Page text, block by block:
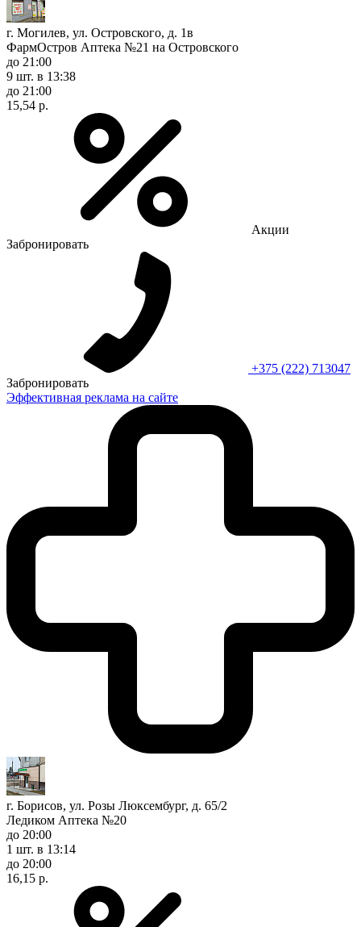
г. Могилев, ул. Островского, д. 1в
ФармОстров Аптека №21 на Островского
до 21:00
9 шт. в 13:38
до 21:00
15,54 р.
Акции
Забронировать
+375 (222) 713047
Забронировать
Эффективная реклама на сайте
г. Борисов, ул. Розы Люксембург, д. 65/2
Ледиком Аптека №20
до 20:00
1 шт. в 13:14
до 20:00
16,15 р.